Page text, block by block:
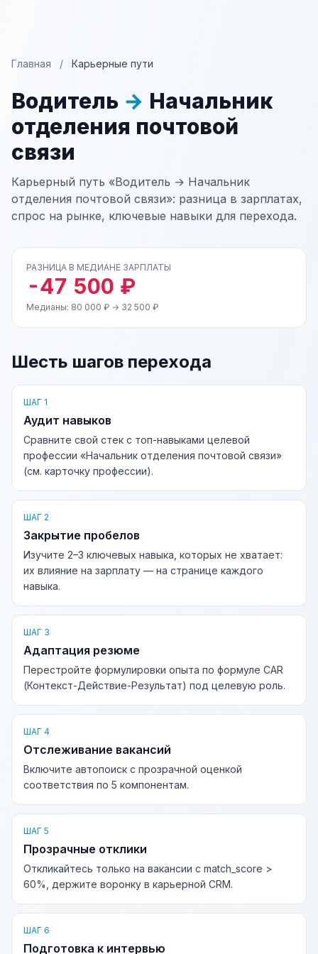
Главная / Карьерные пути
Водитель → Начальник
отделения почтовой
связи
Карьерный путь «Водитель → Начальник
отделения почтовой связи»: разница в зарплатах,
спрос на рынке, ключевые навыки для перехода.
РАЗНИЦА В МЕДИАНЕ ЗАРПЛАТЫ
-47 500 ₽
Медианы: 80 000 ₽ → 32 500 ₽
Шесть шагов перехода
ШАГ 1
Аудит навыков
Сравните свой стек с топ-навыками целевой
профессии «Начальник отделения почтовой связи»
(см. карточку профессии).
ШАГ 2
Закрытие пробелов
Изучите 2–3 ключевых навыка, которых не хватает:
их влияние на зарплату — на странице каждого
навыка.
ШАГ 3
Адаптация резюме
Перестройте формулировки опыта по формуле CAR
(Контекст-Действие-Результат) под целевую роль.
ШАГ 4
Отслеживание вакансий
Включите автопоиск с прозрачной оценкой
соответствия по 5 компонентам.
ШАГ 5
Прозрачные отклики
Откликайтесь только на вакансии с match_score >
60%, держите воронку в карьерной CRM.
ШАГ 6
Подготовка к интервью